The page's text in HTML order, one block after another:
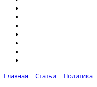
Главная Статьи Политика